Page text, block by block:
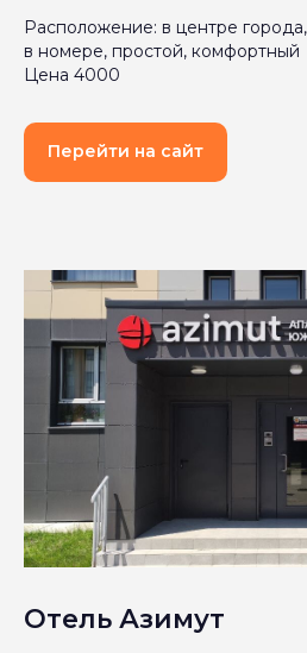
Расположение: в центре
в номере, простой, комфортный
Цена 4000
Перейти на сайт
Отель Азимут